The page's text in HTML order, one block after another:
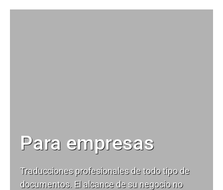
Para empresas
Traducciones profesionales de todo tipo de
documentos. El alcance de su negocio no